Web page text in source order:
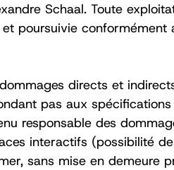
Schaal. Toute
poursuivie
directs et
pas aux
responsable des
interactifs (possibilité
sans mise en demeure